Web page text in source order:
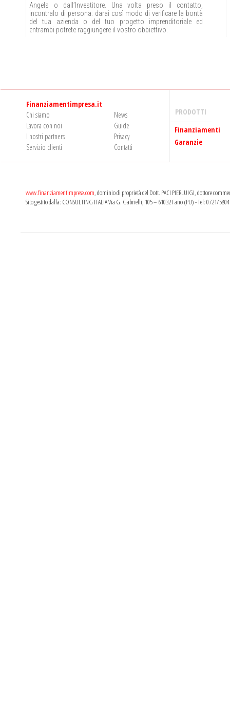
Angels o dall’Investitore. Una volta preso il contatto,
incontralo di persona: darai così modo di verificare la bontà
del tua azienda o del tuo progetto imprenditoriale ed
entrambi potrete raggiungere il vostro obbiettivo.
Finanziamentimpresa.it
Chi siamo
News
Lavora con noi
Guide
I nostri partners
Privacy
Servizio clienti
Contatti
PRODOTTI
Finanziamenti
Garanzie
www.finanziamentimprese.com, dominio di proprietà del Dott. PACI PIERLUIGI, dottore
Sito gestito dalla: CONSULTING ITALIA Via G. Gabrielli, 105 – 61032 Fano (PU) - Tel: 0721/